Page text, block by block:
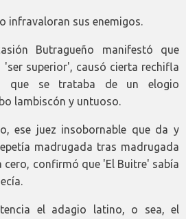
infravaloran sus enemigos.
Butragueño manifestó que
'ser superior', causó cierta rechifla
que se trataba de un elogio
lambiscón y untuoso.
ese juez insobornable que da y
madrugada tras madrugada
cero, confirmó que 'El Buitre' sabía
el adagio latino, o sea, el